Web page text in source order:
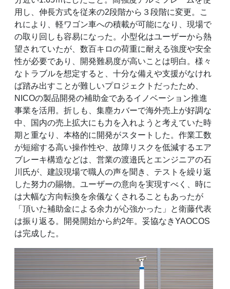
用し、伸長方式を従来の2段階から３段階に変更。こ
れにより、軽ワゴン車への積載が可能になり、現場で
の取り回しも容易になった。小型化はユーザーから熱
望されていたが、数百キロの荷重に耐える強度や安全
性が必要であり、開発難易度が高いことは明白。様々
なトラブルを想定すると、十分な備えや支援がなけれ
ば踏み出すことが難しいプロジェクトだったため、
NICOの製品開発の補助金であるイノベーション推進
事業を活用。折しも、集塵カバーで海外売上が好調な
中、国内の売上拡大にも力を入れようと考えていた時
期と重なり、本格的に開発がスタートした。作業工数
が短縮する高い操作性や、故障リスクを低減するエア
ブレーキ構造などは、営業の渡邉氏とエンジニアの石
川氏が、建設現場で職人の声を聞き、テストを繰り返
した努力の賜物。ユーザーの意向を実現すべく、時に
は大幅な方向転換を余儀なくされることもあったが
「頂いた補助金による余力が心強かった」と衛藤代表
は振り返る。開発開始から約2年。妥協なきYAOCOS
は完成した。